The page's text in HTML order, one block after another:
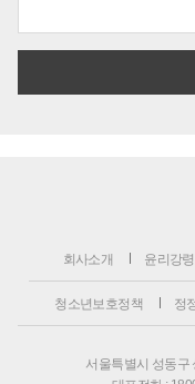
회사소개 윤리강령
청소년보호정책 정
서울특별시 성동구